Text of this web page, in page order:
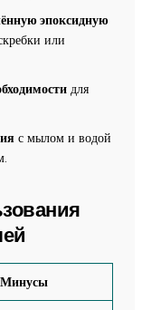
эпоксидную
или
для
с мылом и водой
Минусы